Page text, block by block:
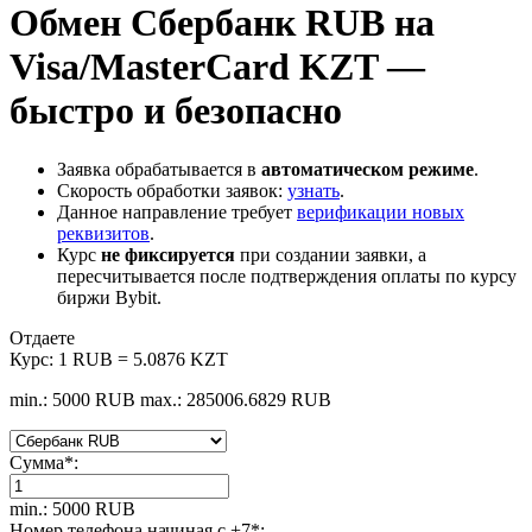
Обмен Сбербанк RUB на
Visa/MasterCard KZT —
быстро и безопасно
Заявка обрабатывается в автоматическом режиме.
Скорость обработки заявок: узнать.
Данное направление требует верификации новых
реквизитов.
Курс не фиксируется при создании заявки, а
пересчитывается после подтверждения оплаты по курсу
биржи Bybit.
Отдаете
Курс: 1 RUB = 5.0876 KZT
min.: 5000 RUB max.: 285006.6829 RUB
Сумма*:
min.: 5000 RUB